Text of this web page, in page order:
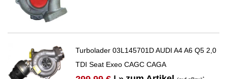
Turbolader 03L145701D AUDI A4 A6 Q5 2,0
TDI Seat Exeo CAGC CAGA
*